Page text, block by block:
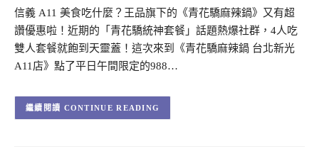
信義 A11 美食吃什麼？王品旗下的《青花驕麻辣鍋》又有超
讚優惠啦！近期的「青花驕統神套餐」話題熱爆社群，4人吃
雙人套餐就飽到天靈蓋！這次來到《青花驕麻辣鍋 台北新光
A11店》點了平日午間限定的988…
CONTINUE READING